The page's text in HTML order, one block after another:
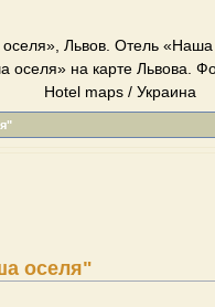
Львов. Отель «Наша
оселя» на карте Львова.
Hotel maps / Украина
оселя"